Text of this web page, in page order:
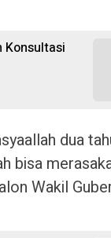
Konsultasi
dua
bisa
Wakil